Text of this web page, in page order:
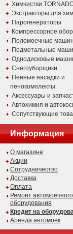
Химчистки
Экстракторы для
Парогенераторы
Компрессорное
Поломоечные
Подметальные
Однодисковые
Снегоуборщики
Пенные насадки и
пенокомплекты
Аксессуары и
Автохимия и
Сопутствующие
Информация
О магазине
Акции
Сотрудничество
Доставка
Оплата
Ремонт автомоечного
оборудования
Кредит на
Аренда автомоек